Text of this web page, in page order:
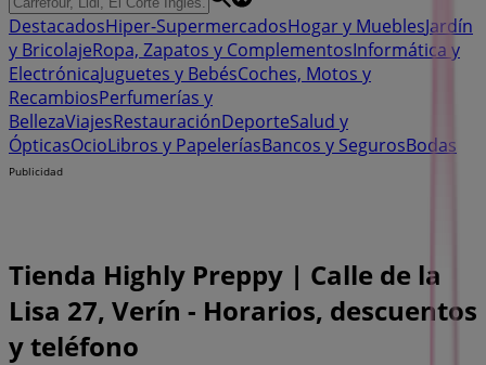
DestacadosHiper-SupermercadosHogar y MueblesJardín
y BricolajeRopa, Zapatos y ComplementosInformática y
ElectrónicaJuguetes y BebésCoches, Motos y
RecambiosPerfumerías y
BellezaViajesRestauraciónDeporteSalud y
ÓpticasOcioLibros y PapeleríasBancos y SegurosBodas
Publicidad
Tienda Highly Preppy | Calle de la
Lisa 27, Verín - Horarios, descuentos
y teléfono